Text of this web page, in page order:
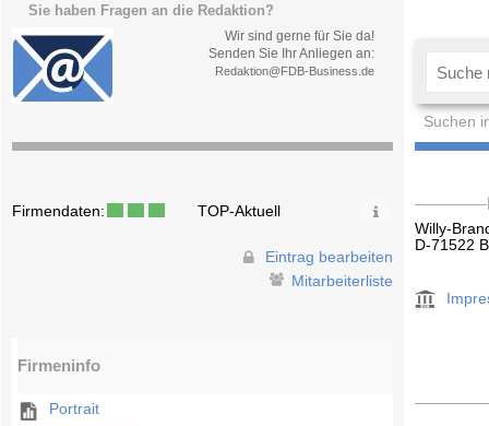
Sie haben Fragen an die Redaktion?
Wir sind gerne für Sie da!
Senden Sie Ihr Anliegen an:
Redaktion@FDB-Business.de
Suchen
Firmendaten: TOP-Aktuell
Eintrag bearbeiten
Mitarbeiterliste
Firmeninfo
Portrait
Willy-
D-71522